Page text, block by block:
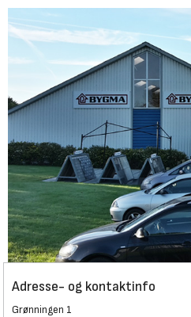
Adresse- og kontaktinfo
Grønningen 1